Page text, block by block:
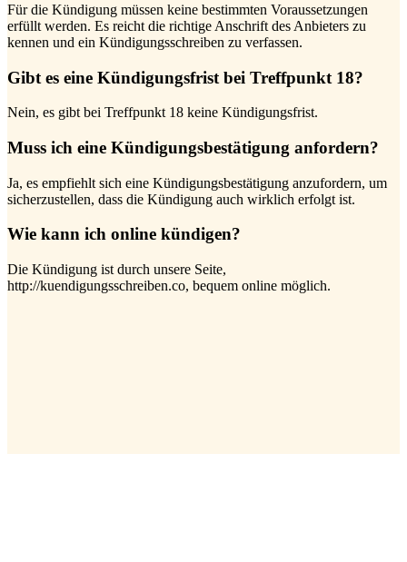
Für die Kündigung müssen keine bestimmten Voraussetzungen
erfüllt werden. Es reicht die richtige Anschrift des Anbieters zu
kennen und ein Kündigungsschreiben zu verfassen.
Gibt es eine Kündigungsfrist bei Treffpunkt 18?
Nein, es gibt bei Treffpunkt 18 keine Kündigungsfrist.
Muss ich eine Kündigungsbestätigung anfordern?
Ja, es empfiehlt sich eine Kündigungsbestätigung anzufordern, um
sicherzustellen, dass die Kündigung auch wirklich erfolgt ist.
Wie kann ich online kündigen?
Die Kündigung ist durch unsere Seite,
http://kuendigungsschreiben.co, bequem online möglich.